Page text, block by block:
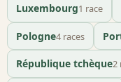
Luxembourg1 race
Pologne4 races
République tchèque2